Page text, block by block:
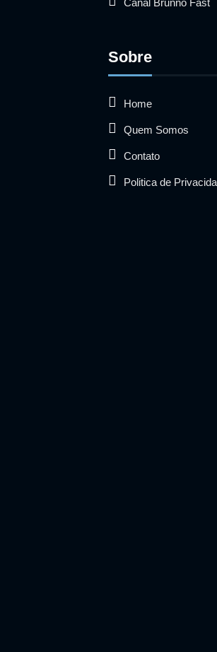
Canal Brunno Fast
Sobre
Home
Quem Somos
Contato
Politica de